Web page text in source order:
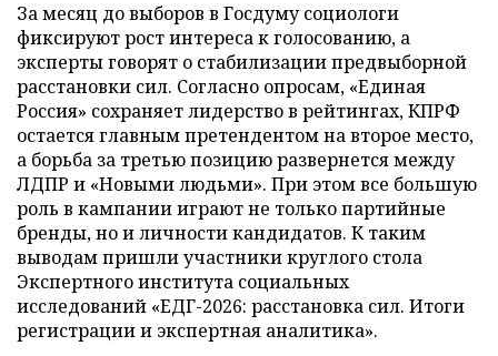
За месяц до выборов в Госдуму социологи
фиксируют рост интереса к голосованию, а
эксперты говорят о стабилизации предвыборной
расстановки сил. Согласно опросам, «Единая
Россия» сохраняет лидерство в рейтингах, КПРФ
остается главным претендентом на второе место,
а борьба за третью позицию развернется между
ЛДПР и «Новыми людьми». При этом все большую
роль в кампании играют не только партийные
бренды, но и личности кандидатов. К таким
выводам пришли участники круглого стола
Экспертного института социальных
исследований «ЕДГ-2026: расстановка сил. Итоги
регистрации и экспертная аналитика».